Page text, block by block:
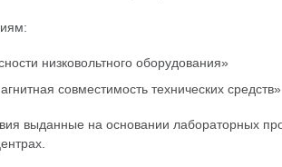
низковольтного оборудования»
совместимость технических средств»
выданные на основании лабораторных